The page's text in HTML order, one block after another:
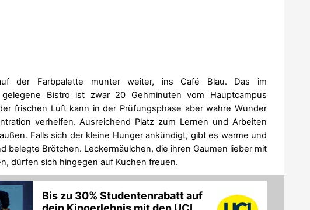
der Farbpalette munter weiter, ins Café Blau. Das im
gelegene Bistro ist zwar 20 Gehminuten vom Hauptcampus
frischen Luft kann in der Prüfungsphase aber wahre Wunder
verhelfen. Ausreichend Platz zum Lernen und Arbeiten
Falls sich der kleine Hunger ankündigt, gibt es warme und
belegte Brötchen. Leckermäulchen, die ihren Gaumen lieber mit
dürfen sich hingegen auf Kuchen freuen.